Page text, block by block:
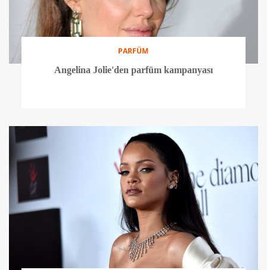
PARFÜM
Angelina Jolie'den parfüm kampanyası